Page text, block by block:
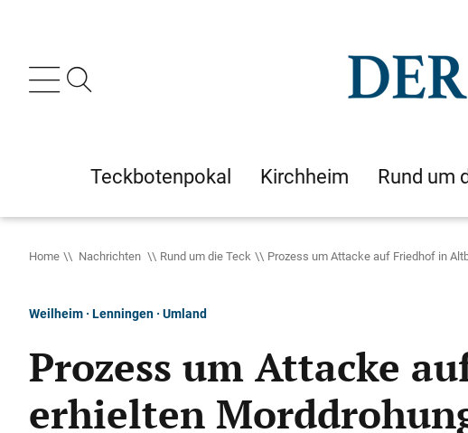
Teckbotenpokal Kirchheim Rund um
Home Nachrichten Rund um die Teck Prozess um Attacke auf Friedhof in
Weilheim · Lenningen · Umland
Prozess um Attacke
erhielten